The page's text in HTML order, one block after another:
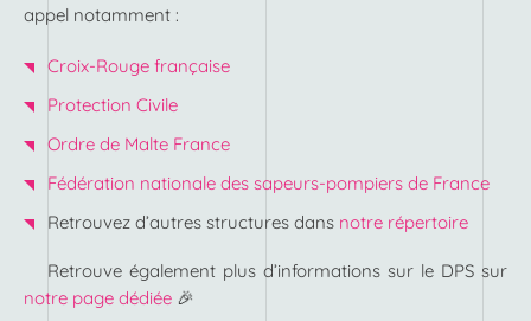
appel notamment :
Croix-Rouge française
Protection Civile
Ordre de Malte France
Fédération nationale des sapeurs-pompiers de France
Retrouvez d’autres structures dans notre répertoire
Retrouve également plus d’informations sur le DPS sur
notre page dédiée 🎉